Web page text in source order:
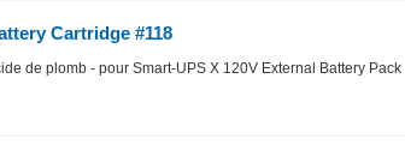
Cartridge #118
de plomb - pour Smart-UPS X 120V External Battery Pack